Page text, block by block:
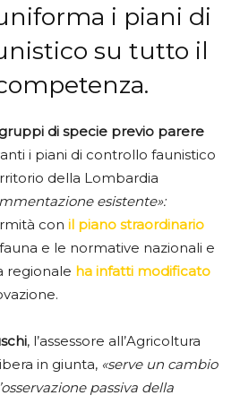
i piani di
su tutto il
di specie previo parere
i piani di controllo faunistico
della Lombardia
esistente»:
con il piano straordinario
e le normative nazionali e
regionale ha infatti modificato
, l’assessore all’Agricoltura
in giunta, «serve un cambio
passiva della